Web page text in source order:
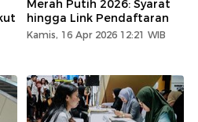
Merah Putih 2026: Syarat
hingga Link Pendaftaran
Kamis, 16 Apr 2026 12:21 WIB